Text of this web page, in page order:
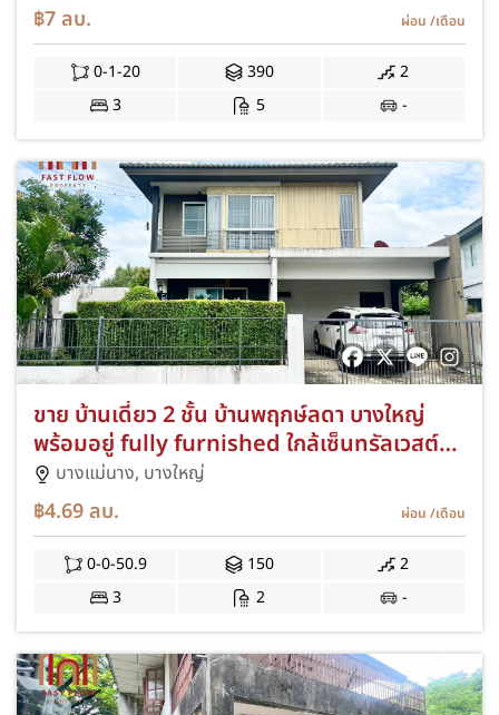
฿7ลบ. ผ่อน /เดือน
0-1-20 390
2
3
5 -
ขาย บ้านเดี่ยว 2 ชั้น บ้านพฤกษ์ลดา บางใหญ่
พร้อมอยู่ fully furnished ใกล้เซ็นทรัลเวสต์
เกตบางแม่นาง, บางใหญ่
฿4.69ลบ. ผ่อน /เดือน
0-0-50.9 150
2
3
2 -